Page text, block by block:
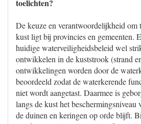
toelichten?
De keuze en verantwoordelijkheid om
kust ligt bij provincies en gemeenten.
huidige waterveiligheidsbeleid wel
ontwikkelen in de kuststrook (strand
ontwikkelingen worden door de
beoordeeld zodat de waterkerende
niet wordt aangetast. Daarmee is
langs de kust het beschermingsniveau
de duinen en keringen op orde blijft.